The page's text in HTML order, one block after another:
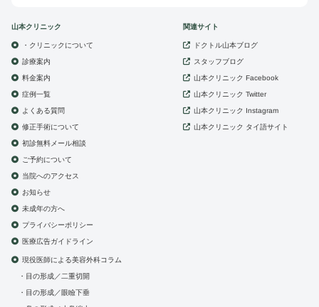
山本クリニック
・クリニックについて
診療案内
料金案内
症例一覧
よくある質問
修正手術について
初診無料メール相談
ご予約について
当院へのアクセス
お知らせ
未成年の方へ
プライバシーポリシー
医療広告ガイドライン
現役医師による美容外科コラム
目の形成／二重切開
目の形成／眼瞼下垂
関連サイト
ドクトル山本ブログ
スタッフブログ
山本クリニック Facebook
山本クリニック Twitter
山本クリニック Instagram
山本クリニック タイ語サイト